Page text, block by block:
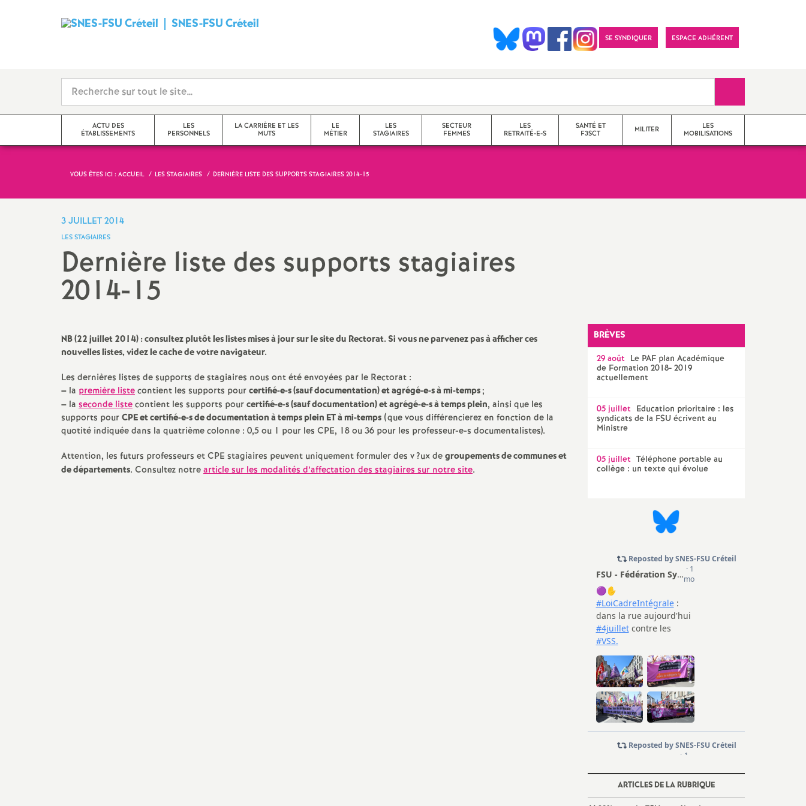
SNES-FSUCréteil
d
i
c
N
t
i
o
n
a
SE SYNDIQUER ESPACE ADHÉRENT
ACTU DES
ÉTABLISSEMENTS
Seine-Saint-Denis
Seine-et-Marne
LES
PERSONNELS
Professeur-e-s
documentalistes
Non-titulaires
Assistants d’éducation
AESH
LA CARRIÈRE ET LES
MUTS
obligations de service
congés, disponibilités, temps
partiels
rémunérations
action sociale
fin de carrière et retraite
LE
MÉTIER
contenus
LES
STAGIAIRES
SECTEUR
FEMMES
LES
RETRAITÉ-E-S
SANTÉ ET
F3SCT
MILITER
GroupeLGBTQIA
élections professionnelles
LES
MOBILISATIONS
VOUS ÊTES ICI : ACCUEIL LES STAGIAIRES DERNIÈRE LISTE DES SUPPORTS STAGIAIRES 2014-15
3 JUILLET 2014
LES STAGIAIRES
Dernière liste des supports stagiaires
2014-15
NB(22 juillet 2014) : consultez plutôt les listes mises à jour sur le site du Rectorat. Si vous ne parvenez pas à afficher ces
nouvelles listes, videz le cache de votre navigateur.
Les dernières listes de supports de stagiaires nous ont été envoyées par le Rectorat :
– la première listecontient les supports pourcertifié-e-s (sauf documentation) et agrégé-e-s à mi-temps;
– la seconde listecontient les supports pourcertifié-e-s (sauf documentation) et agrégé-e-s à temps plein, ainsi que les
supports pourCPEet certifié-e-s de documentation à temps plein ETà mi-temps (que vous différencierez en fonction de la
quotité indiquée dans la quatrième colonne : 0,5 ou 1 pour les CPE, 18 ou 36 pour les professeur-e-s documentalistes).
Attention, les futurs professeurs etCPE stagiaires peuvent uniquement formuler des v?ux degroupements de communes et
de départements. Consultez notrearticle sur les modalités d’affectation des stagiaires sur notre site.
BRÈVES
29 août Le PAFplan Académique
de Formation 2018- 2019
actuellement
05 juillet Education prioritaire : les
syndicats de la FSUécrivent au
Ministre
05 juillet Téléphone portable au
collège : un texte qui évolue
ARTICLES DE LA RUBRIQUE